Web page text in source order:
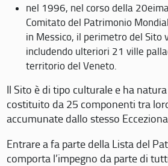
nel 1996, nel corso della
Comitato del Patrimonio
in Messico, il perimetro del Sito
includendo ulteriori 21 ville
territorio del Veneto.
Il Sito è di tipo culturale e ha
costituito da 25 componenti tra
accumunate dallo stesso
Entrare a fa parte della Lista del
comporta l’impegno da parte di